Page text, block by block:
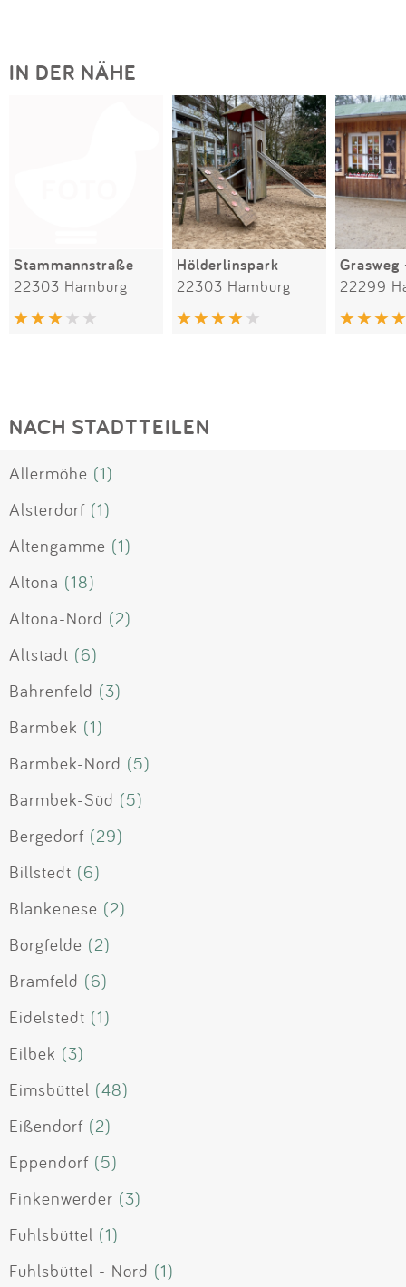
IN DER NÄHE
Stammannstraße
22303 Hamburg
Hölderlinspark
22303 Hamburg 22299
NACH STADTTEILEN
Allermöhe (1)
Alsterdorf (1)
Altengamme (1)
Altona (18)
Altona-Nord (2)
Altstadt (6)
Bahrenfeld (3)
Barmbek (1)
Barmbek-Nord (5)
Barmbek-Süd (5)
Bergedorf (29)
Billstedt (6)
Blankenese (2)
Borgfelde (2)
Bramfeld (6)
Eidelstedt (1)
Eilbek (3)
Eimsbüttel (48)
Eißendorf (2)
Eppendorf (5)
Finkenwerder (3)
Fuhlsbüttel (1)
Fuhlsbüttel - Nord (1)